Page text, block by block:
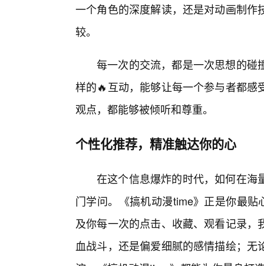
一个角色的深度解读，还是对动画制
较。
每一次的交流，都是一次思想的碰
样的🔥互动，能够让每一个参与者都
观点，都能够被倾听和尊重。
个性化推荐，精准触达你的心
在这个信息爆炸的时代，如何在海
门学问。《搞机动漫time》正是你最贴
及你每一次的点击、收藏、观看记录
血战斗，还是偏爱细腻的感情描绘；